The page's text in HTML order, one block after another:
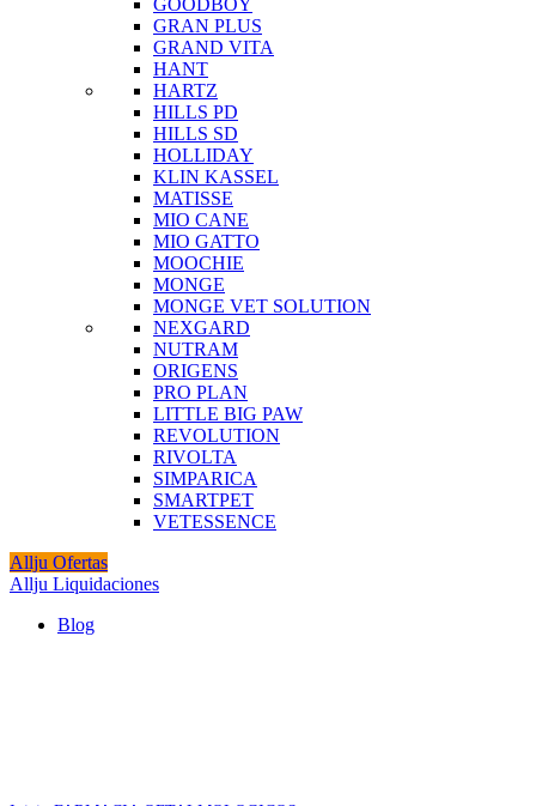
GRAN PLUS
GRAND VITA
HANT
HARTZ
HILLS PD
HILLS SD
HOLLIDAY
KLIN KASSEL
MATISSE
MIO CANE
MIO GATTO
MOOCHIE
MONGE
MONGE VET SOLUTION
NEXGARD
NUTRAM
ORIGENS
PRO PLAN
LITTLE BIG PAW
REVOLUTION
RIVOLTA
SIMPARICA
SMARTPET
VETESSENCE
Allju Ofertas
Allju Liquidaciones
Blog